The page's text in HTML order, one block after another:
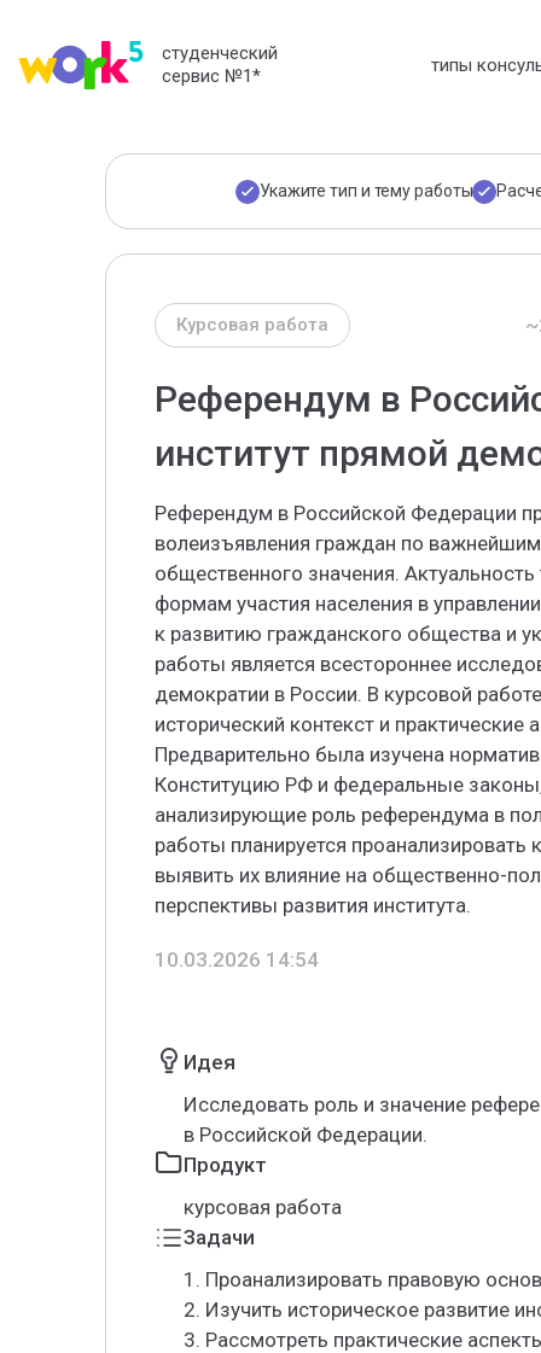
студенческий
сервис №1* типы
Укажите тип и тему работы
Курсовая работа
Референдум в
институт прямой
Референдум в Российской Федерации
волеизъявления граждан по
общественного значения.
формам участия населения в
к развитию гражданского общества и
работы является всестороннее
демократии в России. В курсовой
исторический контекст и
Предварительно была изучена
Конституцию РФ и федеральные
анализирующие роль референдума в
работы планируется
выявить их влияние на общественно-
перспективы развития института.
10.03.2026 14:54
Идея
Исследовать роль и значение
в Российской Федерации.
Продукт
курсовая работа
Задачи
1. Проанализировать правовую
2. Изучить историческое развитие
3. Рассмотреть практические